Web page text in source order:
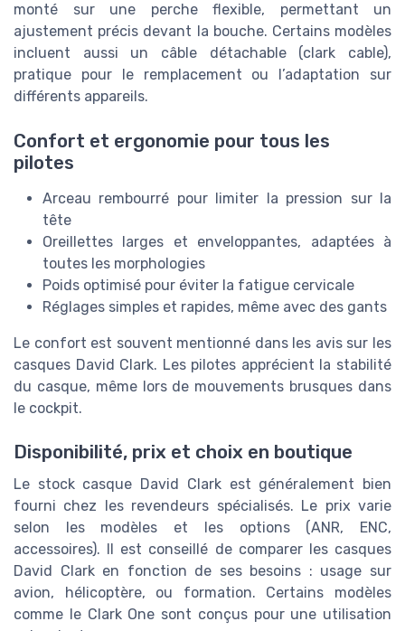
monté sur une perche flexible, permettant un
ajustement précis devant la bouche. Certains modèles
incluent aussi un câble détachable (clark cable),
pratique pour le remplacement ou l’adaptation sur
différents appareils.
Confort et ergonomie pour tous les
pilotes
Arceau rembourré pour limiter la pression sur la
tête
Oreillettes larges et enveloppantes, adaptées à
toutes les morphologies
Poids optimisé pour éviter la fatigue cervicale
Réglages simples et rapides, même avec des gants
Le confort est souvent mentionné dans les avis sur les
casques David Clark. Les pilotes apprécient la stabilité
du casque, même lors de mouvements brusques dans
le cockpit.
Disponibilité, prix et choix en boutique
Le stock casque David Clark est généralement bien
fourni chez les revendeurs spécialisés. Le prix varie
selon les modèles et les options (ANR, ENC,
accessoires). Il est conseillé de comparer les casques
David Clark en fonction de ses besoins : usage sur
avion, hélicoptère, ou formation. Certains modèles
comme le Clark One sont conçus pour une utilisation